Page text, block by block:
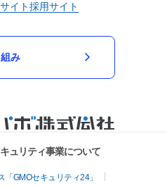
イト採用サイト
み
ュリティ事業について
GMOセキュリティ24」